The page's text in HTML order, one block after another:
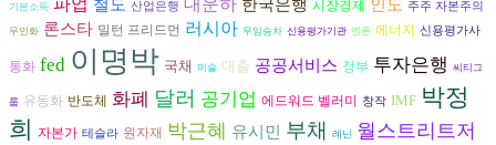
기본소득 철도 산업은행 한국은행 시장경제 인도 주주 자본주의
무인화 론스타 밀턴 프리드먼 러시아 무임승차 신용평가기관 엔론 에너지 신용평가사
통화 fed 이명박 국채 미술 대출 공공서비스 정부 투자은행 씨티그
룹 유동화 반도체 화폐 달러 공기업 에드워드 벨러미 창작 IMF 박정
희
자본가 테슬라 원자재 박근혜 유시민 부채 레닌 월스트리트저